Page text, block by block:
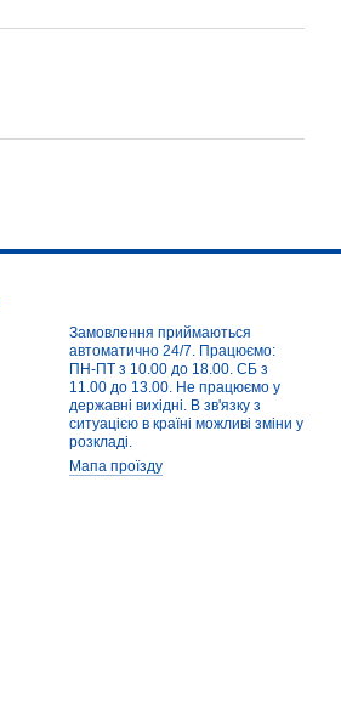
Замовлення приймаються
автоматично 24/7. Працюємо:
ПН-ПТ з 10.00 до 18.00. СБ з
11.00 до 13.00. Не працюємо у
державні вихідні. В зв'язку з
ситуацією в країні можливі зміни у
розкладі.
Мапа проїзду